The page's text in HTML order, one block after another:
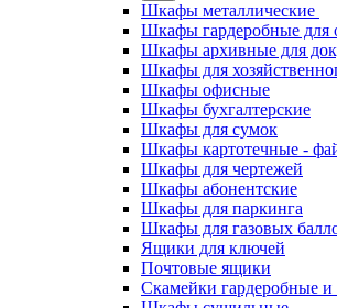
Шкафы металлические
Шкафы гардеробные для
Шкафы архивные для
Шкафы для
Шкафы офисные
Шкафы бухгалтерские
Шкафы для сумок
Шкафы картотечные -
Шкафы для чертежей
Шкафы абонентские
Шкафы для паркинга
Шкафы для газовых
Ящики для ключей
Почтовые ящики
Скамейки гардеробные и